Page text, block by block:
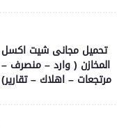
تحميل مجانى شيت اكسل
المخازن ( وارد – منصرف –
مرتجعات – اهلاك – تقارير)